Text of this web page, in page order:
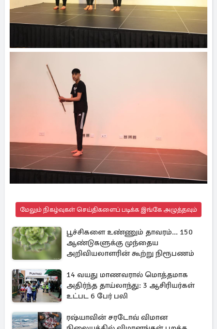
மேலும் நிகழ்வுகள் செய்திகளைப் படிக்க இங்கே அழுத்தவும்
பூச்சிகளை உண்ணும் தாவரம்... 150
ஆண்டுகளுக்கு முந்தைய
அறிவியலாளரின் கூற்று நிரூபணம்
14 வயது மாணவரால் மொத்தமாக
அதிர்ந்த தாய்லாந்து: 3 ஆசிரியர்கள்
உட்பட 6 பேர் பலி
ரஷ்யாவின் சரடோவ் விமான